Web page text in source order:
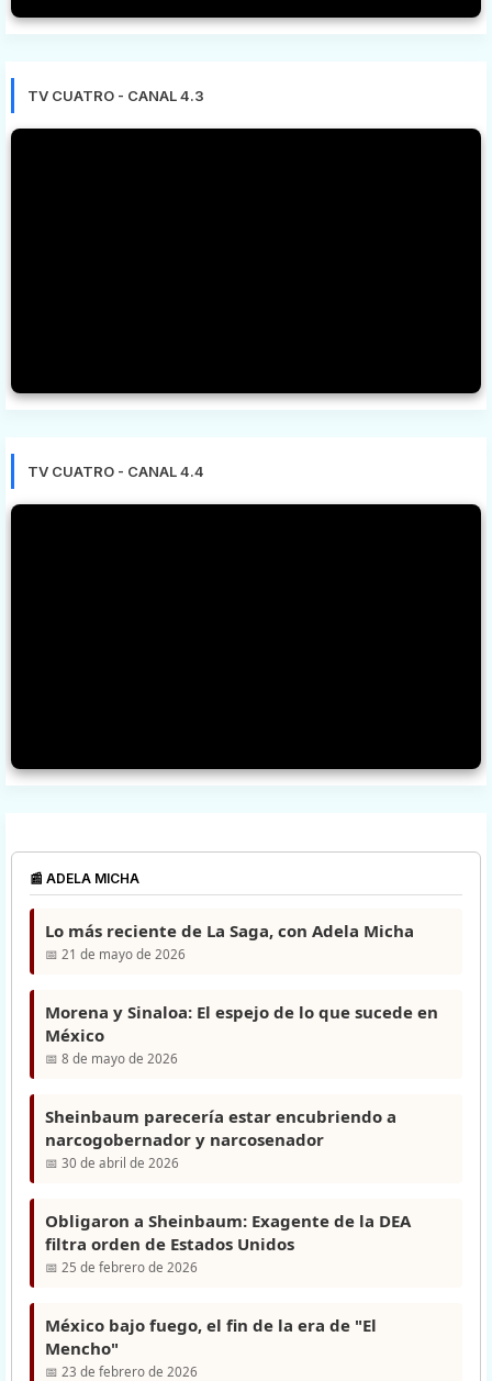
TV CUATRO - CANAL 4.3
TV CUATRO - CANAL 4.4
📰 ADELA MICHA
Lo más reciente de La Saga, con Adela Micha
📅 21 de mayo de 2026
Morena y Sinaloa: El espejo de lo que sucede en
México
📅 8 de mayo de 2026
Sheinbaum parecería estar encubriendo a
narcogobernador y narcosenador
📅 30 de abril de 2026
Obligaron a Sheinbaum: Exagente de la DEA
filtra orden de Estados Unidos
📅 25 de febrero de 2026
México bajo fuego, el fin de la era de "El
Mencho"
📅 23 de febrero de 2026